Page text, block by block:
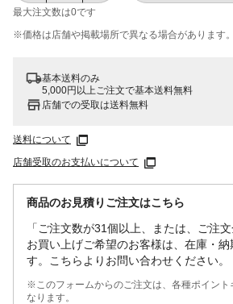
最大注文数は0です
※価格は​店舗や​掲載場所で​異なる​場合が​あります。
基本送料のみ
5,000円以上ご注文で基本送料無料
店舗での受取は送料無料
送料について
店舗受取のお支払いについて
商品のお見積りご注文はこちら
「ご注文数が31個以上、または、ご注
お買い上げご希望のお客様は、在庫・納
す。こちらよりお問い合わせください。
※このフォームからのご注文は、各種ポイント
なります。